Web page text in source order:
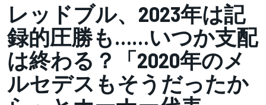
レッドブル、2023年は記
録的圧勝も……いつか支配
は終わる？「2020年のメ
ルセデスもそうだったか